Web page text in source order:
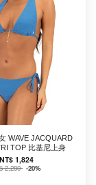
WAVE JACQUARD
TOP 比基尼上身
NT$ 1,824
2,280 -20%